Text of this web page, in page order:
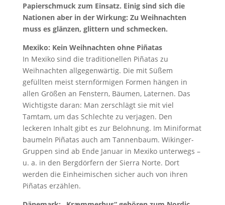
Papierschmuck zum Einsatz. Einig sind sich die
Nationen aber in der Wirkung: Zu Weihnachten
muss es glänzen, glittern und schmecken.
Mexiko: Kein Weihnachten ohne Piñatas
In Mexiko sind die traditionellen Piñatas zu
Weihnachten allgegenwärtig. Die mit Süßem
gefüllten meist sternförmigen Formen hängen in
allen Größen an Fenstern, Bäumen, Laternen. Das
Wichtigste daran: Man zerschlägt sie mit viel
Tamtam, um das Schlechte zu verjagen. Den
leckeren Inhalt gibt es zur Belohnung. Im Miniformat
baumeln Piñatas auch am Tannenbaum. Wikinger-
Gruppen sind ab Ende Januar in Mexiko unterwegs –
u. a. in den Bergdörfern der Sierra Norte. Dort
werden die Einheimischen sicher auch von ihren
Piñatas erzählen.